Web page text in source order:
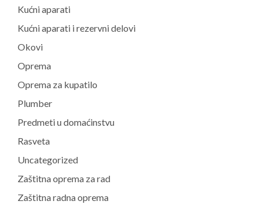
Kućni aparati
Kućni aparati i rezervni delovi
Okovi
Oprema
Oprema za kupatilo
Plumber
Predmeti u domaćinstvu
Rasveta
Uncategorized
Zaštitna oprema za rad
Zaštitna radna oprema